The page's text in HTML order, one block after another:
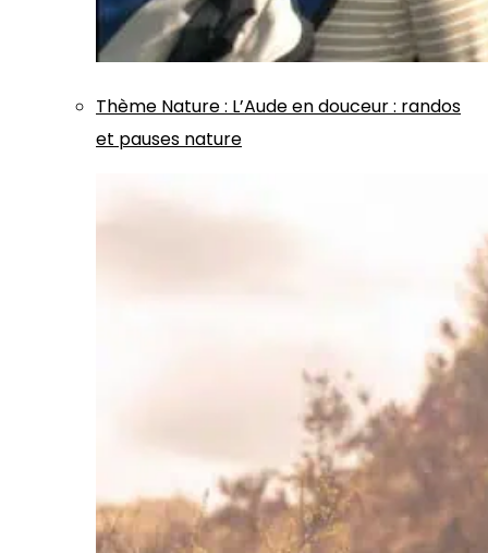
Thème Nature: L’Aude en douceur : randos
et pauses nature